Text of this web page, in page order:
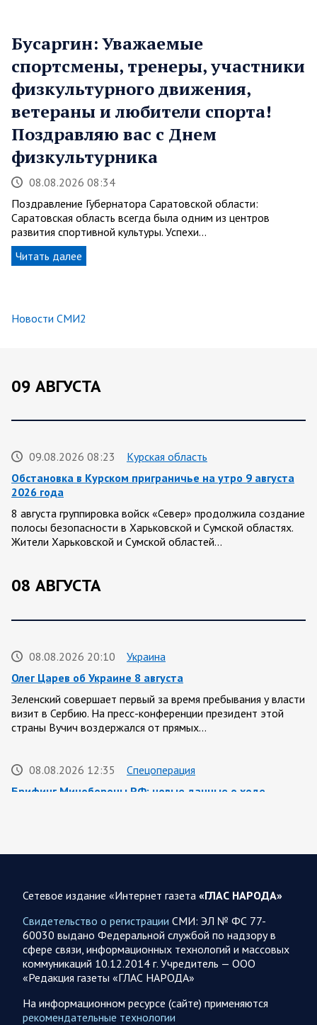
Бусаргин: Уважаемые
спортсмены, тренеры, участники
физкультурного движения,
ветераны и любители спорта!
Поздравляю вас с Днем
физкультурника
08.08.2026 08:34
Поздравление Губернатора Саратовской области:
Саратовская область всегда была одним из центров
развития спортивной культуры. Успехи…
Читать далее
Новости СМИ2
09 АВГУСТА
09.08.2026 08:23
Курская область
Обстановка в Курском приграничье на утро 9 августа
2026 года
8 августа группировка войск «Север» продолжила создание
полосы безопасности в Харьковской и Сумской областях.
Жители Харьковской и Сумской областей…
08 АВГУСТА
08.08.2026 20:10
Украина
Олег Царев об Украине 8 августа
Зеленский совершает первый за время пребывания у власти
визит в Сербию. На пресс-конференции президент этой
страны Вучич воздержался от прямых…
08.08.2026 12:35
Спецоперация
Брифинг Минобороны РФ: новые данные о ходе
представители группировок «Север», «Запад», «Центр»,
Сводка военных действий от Минобороны РФ 8
августа. Коротко
Группировка войск «Север» взяла под контроль населенный
пункт Ивановка в Харьковской области. Российские
вооруженные силы за последние сутки поразили…
Сетевое издание «Интернет газета «ГЛАС НАРОДА»
Свидетельство о регистрации СМИ: ЭЛ № ФС 77-
60030 выдано Федеральной службой по надзору в
сфере связи, информационных технологий и массовых
коммуникаций 10.12.2014 г. Учредитель — ООО
«Редакция газеты «ГЛАС НАРОДА»
На информационном ресурсе (сайте) применяются
рекомендательные технологии